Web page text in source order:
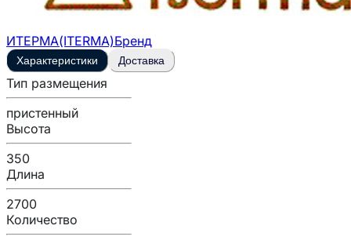
ИТЕРМА(ITERMA)Бренд
Характеристики Доставка
Тип размещения
пристенный
Высота
350
Длина
2700
Количество